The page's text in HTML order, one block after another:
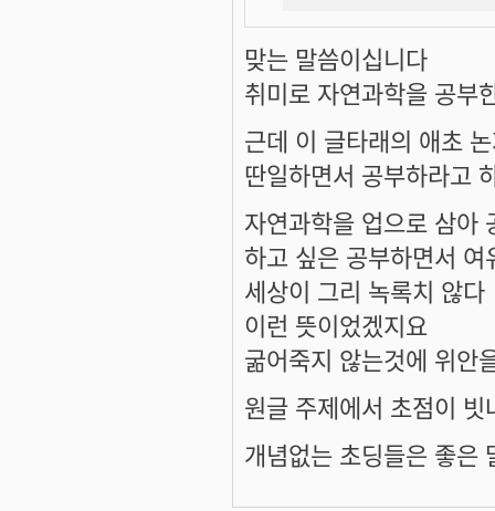
맞는 말씀이십니다
취미로 자연과학을 공부
근데 이 글타래의 애초
딴일하면서 공부하라고
자연과학을 업으로 삼아
하고 싶은 공부하면서
세상이 그리 녹록치 않다
이런 뜻이었겠지요
굶어죽지 않는것에 위안
원글 주제에서 초점이
개념없는 초딩들은 좋은